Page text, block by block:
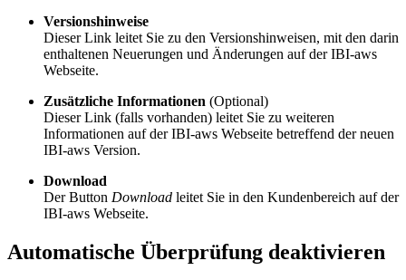
Versionshinweise
Dieser Link leitet Sie zu den Versionshinweisen, mit den darin
enthaltenen Neuerungen und Änderungen auf der IBI-aws
Webseite.
Zusätzliche Informationen (Optional)
Dieser Link (falls vorhanden) leitet Sie zu weiteren
Informationen auf der IBI-aws Webseite betreffend der neuen
IBI-aws Version.
Download
Der Button Download leitet Sie in den Kundenbereich auf der
IBI-aws Webseite.
Automatische Überprüfung deaktivieren